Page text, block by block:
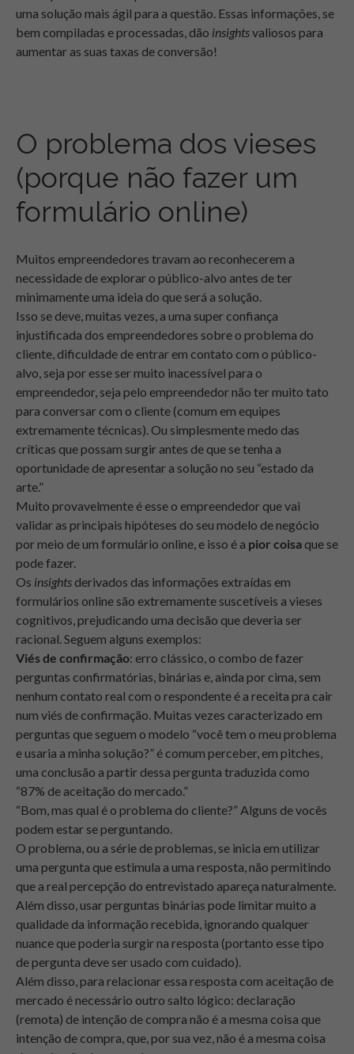
uma solução mais ágil para a questão. Essas informações, se
bem compiladas e processadas, dão insightsvaliosos para
aumentar as suas taxas de conversão!
O problema dos vieses
(porque não fazer um
formulário online)
Muitos empreendedores travam ao reconhecerem a
necessidade de explorar o público-alvo antes de ter
minimamente uma ideia do que será a solução.
Isso se deve, muitas vezes, a uma super confiança
injustificada dos empreendedores sobre o problema do
cliente, dificuldade de entrar em contato com o público-
alvo, seja por esse ser muito inacessível para o
empreendedor, seja pelo empreendedor não ter muito tato
para conversar com o cliente (comum em equipes
extremamente técnicas). Ou simplesmente medo das
críticas que possam surgir antes de que se tenha a
oportunidade de apresentar a solução no seu “estado da
arte.”
Muito provavelmente é esse o empreendedor que vai
validar as principais hipóteses do seu modelo de negócio
por meio de um formulário online, e isso é a pior coisa que se
pode fazer.
Os insights derivados das informações extraídas em
formulários online são extremamente suscetíveis a vieses
cognitivos, prejudicando uma decisão que deveria ser
racional. Seguem alguns exemplos:
Viés de confirmação: erro clássico, o combo de fazer
perguntas confirmatórias, binárias e, ainda por cima, sem
nenhum contato real com o respondente é a receita pra cair
num viés de confirmação. Muitas vezes caracterizado em
perguntas que seguem o modelo “você tem o meu problema
e usaria a minha solução?” é comum perceber, em pitches,
uma conclusão a partir dessa pergunta traduzida como
“87% de aceitação do mercado.”
“Bom, mas qual é o problema do cliente?” Alguns de vocês
podem estar se perguntando.
O problema, ou a série de problemas, se inicia em utilizar
uma pergunta que estimula a uma resposta, não permitindo
que a real percepção do entrevistado apareça naturalmente.
Além disso, usar perguntas binárias pode limitar muito a
qualidade da informação recebida, ignorando qualquer
nuance que poderia surgir na resposta (portanto esse tipo
de pergunta deve ser usado com cuidado).
Além disso, para relacionar essa resposta com aceitação de
mercado é necessário outro salto lógico: declaração
(remota) de intenção de compra não é a mesma coisa que
intenção de compra, que, por sua vez, não é a mesma coisa